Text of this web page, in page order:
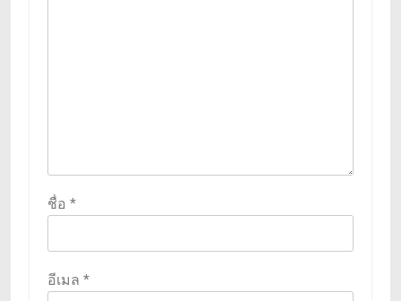
ชื่อ *
อีเมล *